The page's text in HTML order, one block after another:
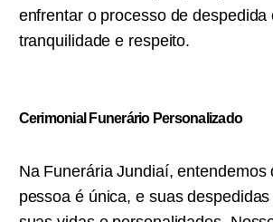
enfrentar o processo de despedida
tranquilidade e respeito.
Cerimonial Funerário Personalizado
Na Funerária Jundiaí, entendemos
pessoa é única, e suas